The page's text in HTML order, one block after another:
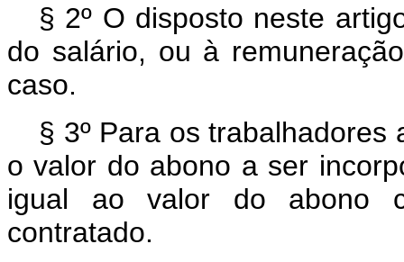
§ 2º O disposto neste
do salário, ou à
caso.
§ 3º Para os
o valor do abono a ser
igual ao valor do abono
contratado.